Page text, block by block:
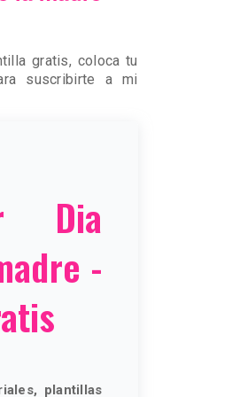
gratis, coloca tu
suscribirte a mi
Dia
-
plantillas